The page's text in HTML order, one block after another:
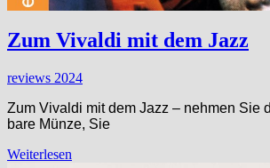
Zum Vivaldi mit dem Jazz
reviews 2024
Zum Vivaldi mit dem Jazz – nehmen Sie
bare Münze, Sie
Weiterlesen